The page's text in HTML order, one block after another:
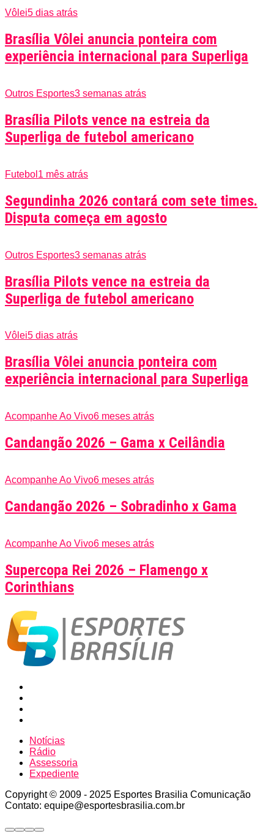
Vôlei5 dias atrás
Brasília Vôlei anuncia ponteira com
experiência internacional para Superliga
Outros Esportes3 semanas atrás
Brasília Pilots vence na estreia da
Superliga de futebol americano
Futebol 1 mês atrás
Segundinha 2026 contará com sete times.
Disputa começa em agosto
Outros Esportes3 semanas atrás
Brasília Pilots vence na estreia da
Superliga de futebol americano
Vôlei5 dias atrás
Brasília Vôlei anuncia ponteira com
experiência internacional para Superliga
Acompanhe Ao Vivo6 meses atrás
Candangão 2026 – Gama x Ceilândia
Acompanhe Ao Vivo6 meses atrás
Candangão 2026 – Sobradinho x Gama
Acompanhe Ao Vivo6 meses atrás
Supercopa Rei 2026 – Flamengo x
Corinthians
Notícias
Rádio
Assessoria
Expediente
Copyright © 2009 - 2025 Esportes Brasilia Comunicação
Contato: equipe@esportesbrasilia.com.br